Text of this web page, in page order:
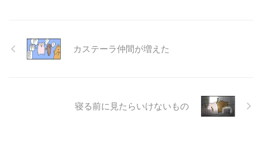
カステーラ仲間が増えた
寝る前に見たらいけないもの